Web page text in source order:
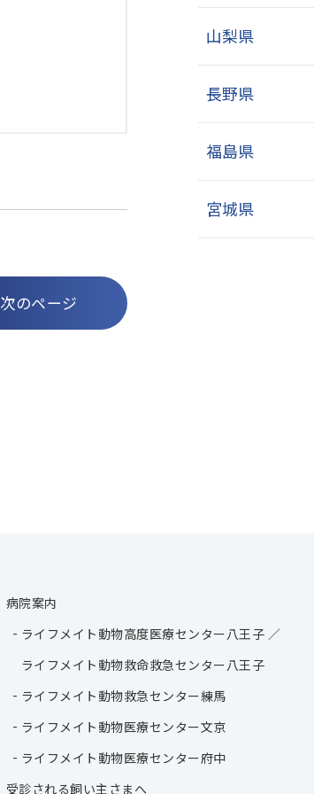
次のページ
山梨県
長野県
福島県
宮城県
病院案内
ライフメイト動物高度医療センター八王子 ／
ライフメイト動物救命救急センター八王子
ライフメイト動物救急センター練馬
ライフメイト動物医療センター文京
ライフメイト動物医療センター府中
受診される飼い主さまへ